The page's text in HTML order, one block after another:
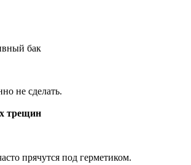
бак
не сделать.
трещин
прячутся под герметиком.